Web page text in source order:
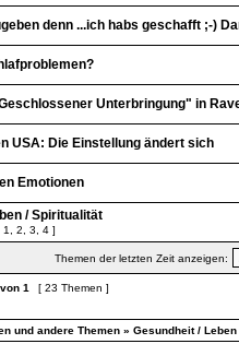
denn ...ich habs geschafft ;-)
Unterbringung" in
USA: Die Einstellung ändert sich
Emotionen
/ Spiritualität
1 2 3 4 ]
Themen der letzten Zeit anzeigen:
von 1 [ 23 Themen ]
und andere Themen » Gesundheit /